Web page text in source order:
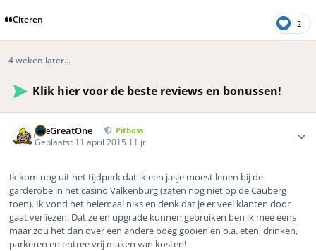
Citeren 2
4 weken later...
Klik hier voor de beste reviews en bonussen!
TheGreatOne Pitboss
Geplaatst 11 april 2015 11 jr
Ik kom nog uit het tijdperk dat ik een jasje moest lenen bij de
garderobe in het casino Valkenburg (zaten nog niet op de Cauberg
toen). Ik vond het helemaal niks en denk dat je er veel klanten door
gaat verliezen. Dat ze en upgrade kunnen gebruiken ben ik mee eens
maar zou het dan over een andere boeg gooien en o.a. eten, drinken,
parkeren en entree vrij maken van kosten!